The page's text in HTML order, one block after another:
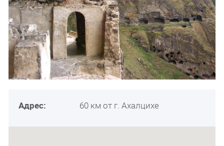
Адрес: 60 км от г. Ахалцихе